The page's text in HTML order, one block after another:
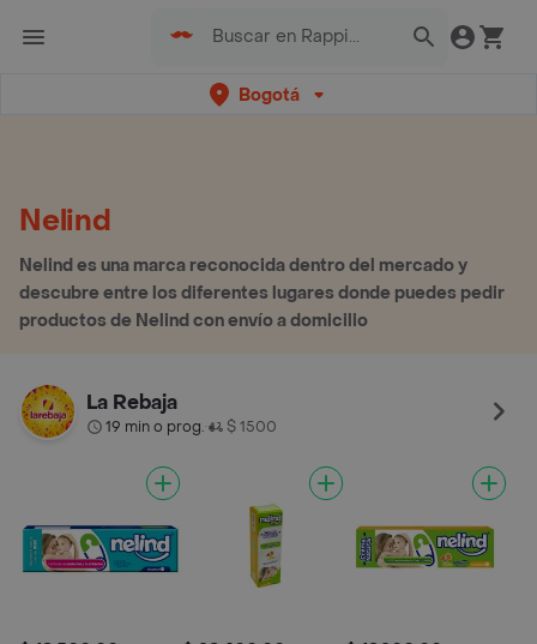
Bogotá
Nelind
Nelind es una marca reconocida dentro del mercado y
descubre entre los diferentes lugares donde puedes pedir
productos de Nelind con envío a domicilio
La Rebaja
19 min o prog.• $ 1500